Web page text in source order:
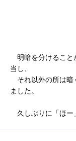
明暗を分けること
当し、
それ以外の所は暗
ました。
久しぶりに「ほー